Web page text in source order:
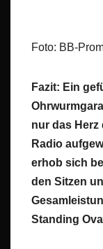
Foto: BB-
Fazit: Ein
nur das Herz
Radio
erhob sich
den Sitzen
Standing